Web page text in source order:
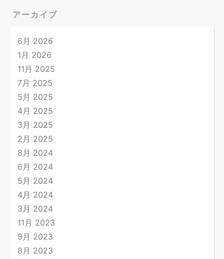
アーカイブ
6月 2026
1月 2026
11月 2025
7月 2025
5月 2025
4月 2025
3月 2025
2月 2025
8月 2024
6月 2024
5月 2024
4月 2024
3月 2024
11月 2023
9月 2023
8月 2023